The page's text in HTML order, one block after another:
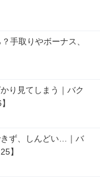
手取りやボーナス、
り見てしまう｜バク
ず、しんどい…｜バ
】